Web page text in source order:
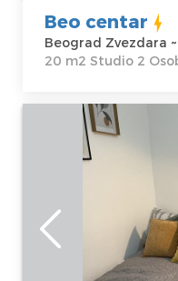
Beo centar
Beograd Zvezdara
20 m2 Studio 2
Studio Apartman
Centar Apartman
samom centru
Lokacija:
Beograd Centar